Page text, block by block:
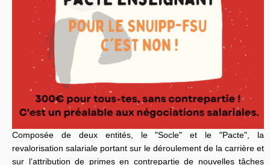
Composée de deux entités, le "Socle" et le "Pacte", la
revalorisation salariale portant sur le déroulement de la carrière et
sur l’attribution de primes en contrepartie de nouvelles tâches